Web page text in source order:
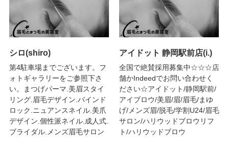
シロ(shiro)
第4駐車場までございます。フ
ォトギャラリーをご参照下さ
い。まつげパーマ.美眉スタイ
リング.眉毛デザイン.バインド
ロック.ニュアンスネイル.美爪
デザイン.個性派ネイル.成人式.
ブライダル.メンズ眉毛サロン
アイドット 静岡駅前店(i.)
全国で絶賛採用募集中☆☆☆店
舗かIndeedでお問い合わせく
ださい☆アイドット/静岡駅前/
アイブロウ/美眉/眉/眉毛/まゆ
げ/メンズ眉/脱毛/学割U24/眉毛
サロン/ハリウッドブロウリフ
ト/ハリウッドブロウ